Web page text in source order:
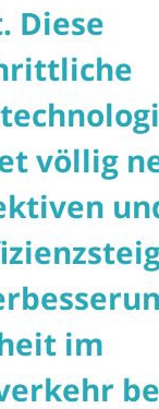
Diese
völlig
im